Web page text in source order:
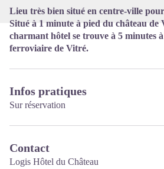
Lieu très bien situé en centre-ville
Situé à 1 minute à pied du château de
charmant hôtel se trouve à 5 minutes
ferroviaire de Vitré.
Infos pratiques
Sur réservation
Contact
Logis Hôtel du Château